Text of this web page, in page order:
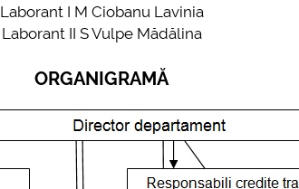
Laborant I M Ciobanu Lavinia
Laborant II S Vulpe Mădălina
ORGANIGRAMĂ